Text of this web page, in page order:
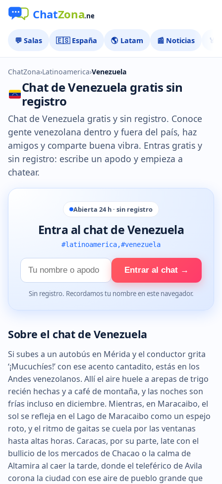
💬 Salas 🇪🇸 España 🌎 Latam 📰 Noticias 🏅
ChatZona›Latinoamerica›Venezuela
Chat de Venezuela gratis sin
registro
Chat de Venezuela gratis y sin registro. Conoce
gente venezolana dentro y fuera del país, haz
amigos y comparte buena vibra. Entras gratis y
sin registro: escribe un apodo y empieza a
chatear.
Abierta 24 h · sin registro
Entra al chat de Venezuela
#latinoamerica,#venezuela
Tu
nombre
Entrar al chat →
Sin registro. Recordamos tu nombre en este navegador.
Sobre el chat de Venezuela
Si subes a un autobús en Mérida y el conductor grita
‘¡Mucuchíes!’ con ese acento cantadito, estás en los
Andes venezolanos. Allí el aire huele a arepas de trigo
recién hechas y a café de montaña, y las noches son
frías incluso en diciembre. Mientras, en Maracaibo, el
sol se refleja en el Lago de Maracaibo como un espejo
roto, y el ritmo de gaitas se cuela por las ventanas
hasta altas horas. Caracas, por su parte, late con el
bullicio de los mercados de Chacao o la calma de
Altamira al caer la tarde, donde el teleférico de Avila
corona la ciudad con ese aire de pueblo grande que